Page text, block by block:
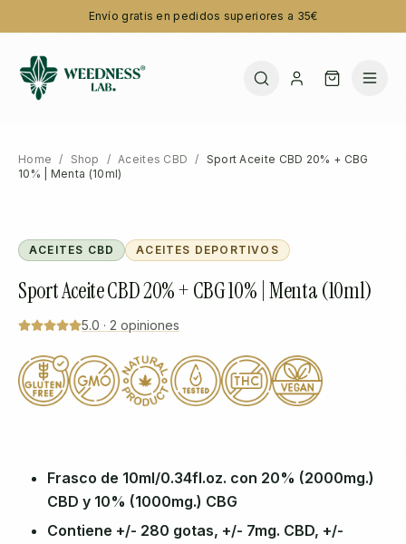
Envío gratis en pedidos superiores a 35€
Home / Shop / Aceites CBD / Sport Aceite CBD 20% + CBG
10% | Menta (10ml)
ACEITES CBD ACEITES DEPORTIVOS
Sport Aceite CBD 20% + CBG 10% | Menta (10ml)
5.0 · 2 opiniones
Frasco de 10ml/0.34fl.oz. con 20% (2000mg.)
CBD y 10% (1000mg.) CBG
Contiene +/- 280 gotas, +/- 7mg. CBD, +/-